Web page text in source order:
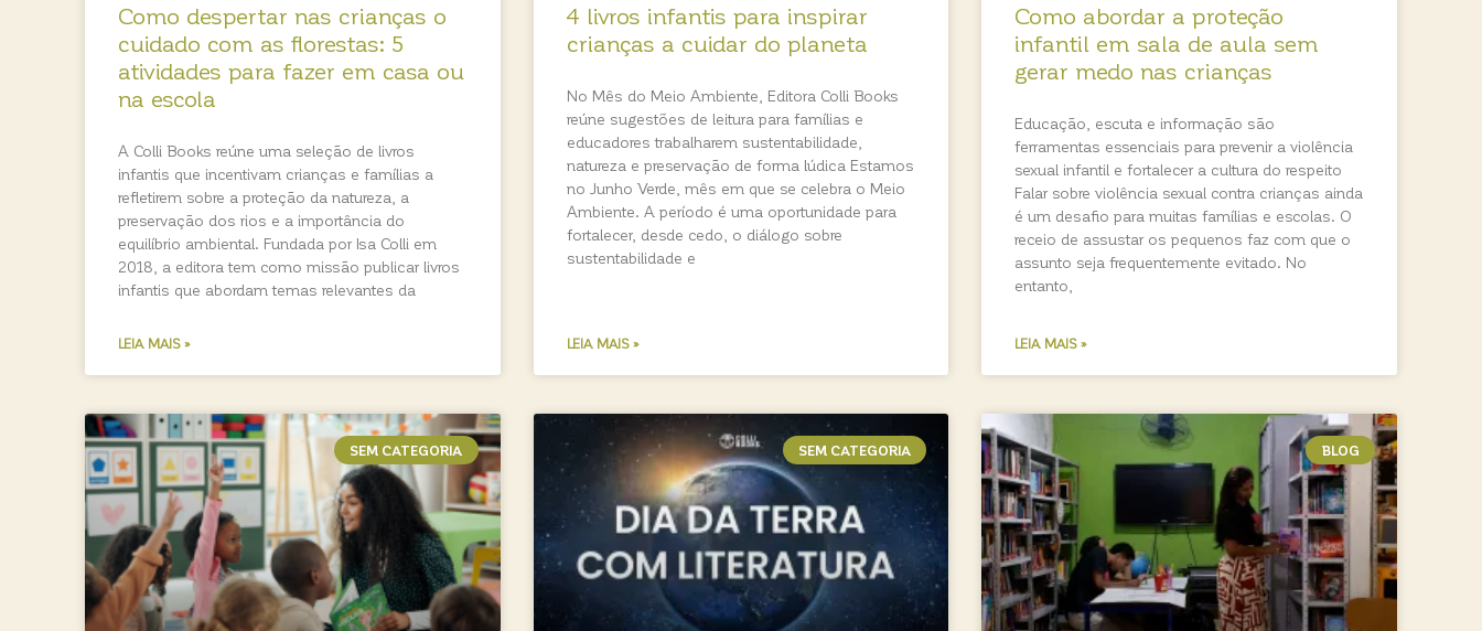
Como despertar nas crianças o
cuidado com as florestas: 5
atividades para fazer em casa ou
na escola
A Colli Books reúne uma seleção de livros
infantis que incentivam crianças e famílias a
refletirem sobre a proteção da natureza, a
preservação dos rios e a importância do
equilíbrio ambiental. Fundada por Isa Colli em
2018, a editora tem como missão publicar livros
infantis que abordam temas relevantes da
LEIA MAIS »
4 livros infantis para inspirar
crianças a cuidar do planeta
No Mês do Meio Ambiente, Editora Colli Books
reúne sugestões de leitura para famílias e
educadores trabalharem sustentabilidade,
natureza e preservação de forma lúdica Estamos
no Junho Verde, mês em que se celebra o Meio
Ambiente. A período é uma oportunidade para
fortalecer, desde cedo, o diálogo sobre
sustentabilidade e
LEIA MAIS »
Como abordar a proteção
infantil em sala de aula sem
gerar medo nas crianças
Educação, escuta e informação são
ferramentas essenciais para prevenir a violência
sexual infantil e fortalecer a cultura do respeito
Falar sobre violência sexual contra crianças ainda
é um desafio para muitas famílias e escolas. O
receio de assustar os pequenos faz com que o
assunto seja frequentemente evitado. No
entanto,
LEIA MAIS »
SEM CATEGORIA SEM CATEGORIA BLOG